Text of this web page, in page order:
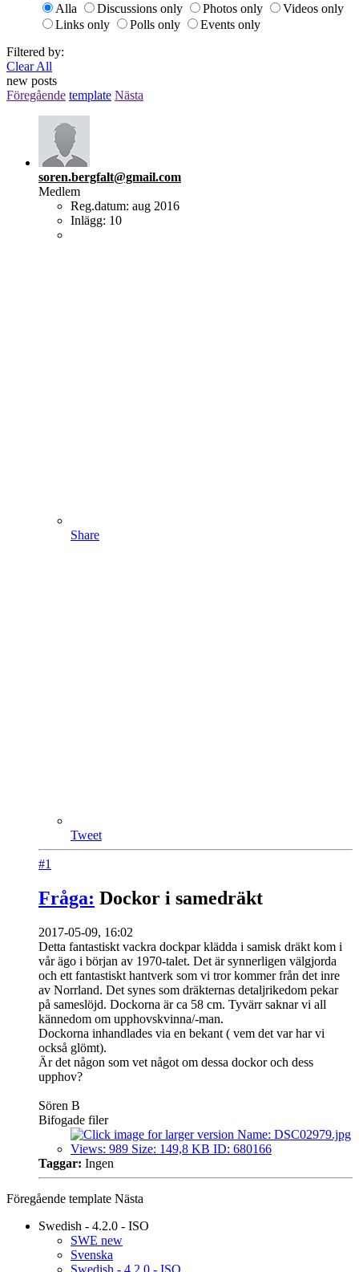
Alla
Discussions only Photos only
Videos only
Links only
Polls only
Events only
Filtered by:
Clear All
new posts
Föregående template Nästa
soren.bergfalt@gmail.com
Medlem
Reg.datum: aug 2016
Inlägg: 10
Share
Tweet
#1
Fråga: Dockor i samedräkt
2017-05-09, 16:02
Detta fantastiskt vackra dockpar klädda i samisk dräkt kom i
vår ägo i början av 1970-talet. Det är synnerligen välgjorda
och ett fantastiskt hantverk som vi tror kommer från det inre
av Norrland. Det synes som dräkternas detaljrikedom pekar
på sameslöjd. Dockorna är ca 58 cm. Tyvärr saknar vi all
kännedom om upphovskvinna/-man.
Dockorna inhandlades via en bekant ( vem det var har vi
också glömt).
Är det någon som vet något om dessa dockor och dess
upphov?
Sören B
Bifogade filer
Taggar: Ingen
Föregående template Nästa
Swedish - 4.2.0 - ISO
SWE new
Svenska
Swedish - 4.2.0 - ISO